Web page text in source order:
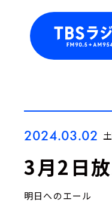
2024.03.02
3月2日
明日へのエール